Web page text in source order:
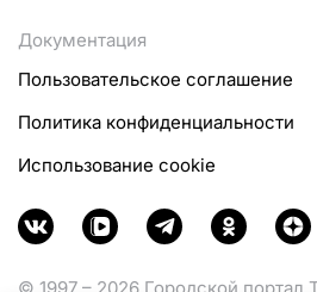
Документация
Пользовательское соглашение
Политика конфиденциальности
Использование cookie